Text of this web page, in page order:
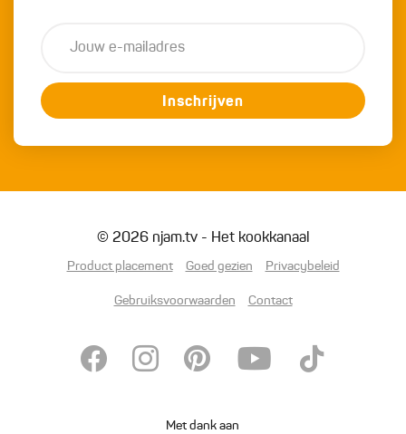
Inschrijven
© 2026 njam.tv - Het kookkanaal
Product placement Goed gezien Privacybeleid
Gebruiksvoorwaarden Contact
Met dank aan